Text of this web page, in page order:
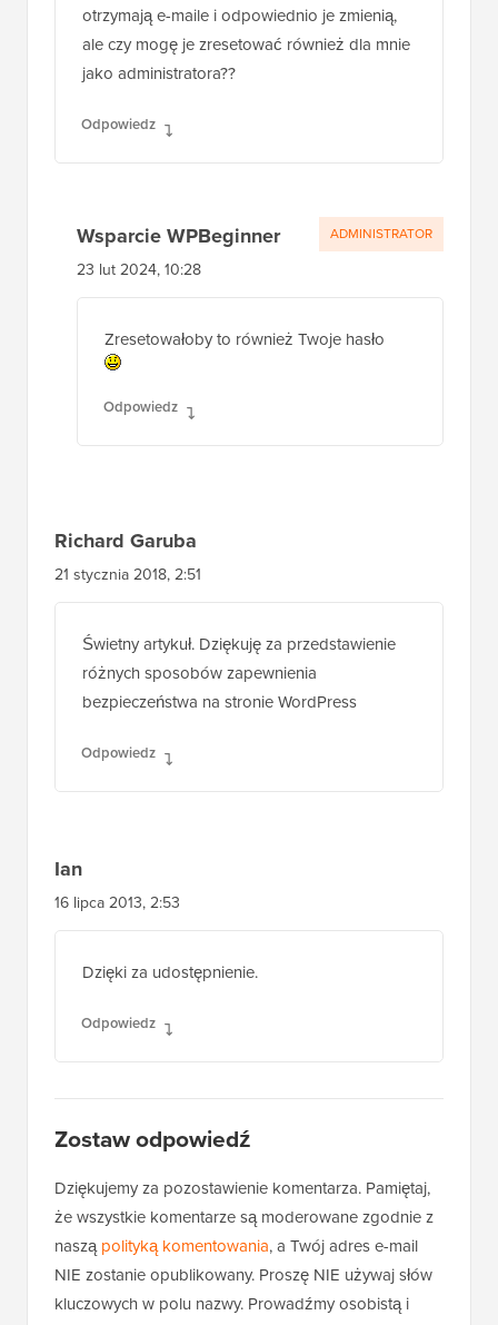
otrzymają e-maile i odpowiednio je zmienią,
ale czy mogę je zresetować również dla mnie
jako administratora??
Odpowiedz
Wsparcie WPBeginner
23 lut 2024, 10:28
Zresetowałoby to również Twoje hasło
Odpowiedz
ADMINISTRATOR
Richard Garuba
21 stycznia 2018, 2:51
Świetny artykuł. Dziękuję za przedstawienie
różnych sposobów zapewnienia
bezpieczeństwa na stronie WordPress
Odpowiedz
Ian
16 lipca 2013, 2:53
Dzięki za udostępnienie.
Odpowiedz
Zostaw odpowiedź
Dziękujemy za pozostawienie komentarza. Pamiętaj,
że wszystkie komentarze są moderowane zgodnie z
nasząpolityką komentowania, a Twój adres e-mail
NIE zostanie opublikowany. Proszę NIE używaj słów
kluczowych w polu nazwy. Prowadźmy osobistą i